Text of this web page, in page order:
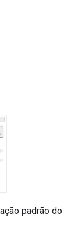
padrão do